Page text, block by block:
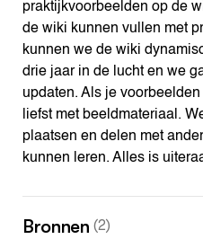
praktijkvoorbeelden op de
de wiki kunnen vullen met
kunnen we de wiki
drie jaar in de lucht en we
updaten. Als je
liefst met beeldmateriaal.
plaatsen en delen met
kunnen leren. Alles is
Bronnen (2)